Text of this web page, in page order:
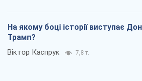
На якому боці історії виступає
Трамп?
Віктор Каспрук 7,8 т.